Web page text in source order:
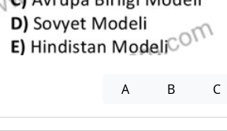
A B C